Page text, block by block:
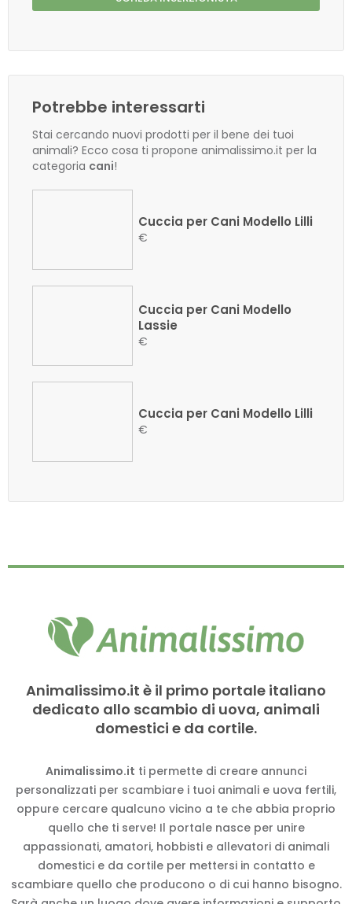
Potrebbe interessarti
Stai cercando nuovi prodotti per il bene dei tuoi
animali? Ecco cosa ti propone animalissimo.it per la
categoria cani!
Cuccia per Cani Modello Lilli
€
Cuccia per Cani Modello
Lassie
€
Cuccia per Cani Modello Lilli
€
Animalissimo.it è il primo portale italiano
dedicato allo scambio di uova, animali
domestici e da cortile.
Animalissimo.it ti permette di creare annunci
personalizzati per scambiare i tuoi animali e uova fertili,
oppure cercare qualcuno vicino a te che abbia proprio
quello che ti serve! Il portale nasce per unire
appassionati, amatori, hobbisti e allevatori di animali
domestici e da cortile per mettersi in contatto e
scambiare quello che producono o di cui hanno bisogno.